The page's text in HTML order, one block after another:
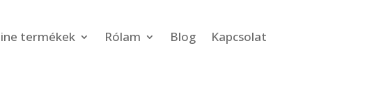
termékek Rólam Blog Kapcsolat